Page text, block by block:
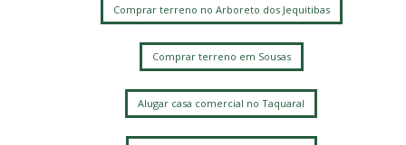
Comprar terreno no Arboreto dos Jequitibas
Comprar terreno em Sousas
Alugar casa comercial no Taquaral